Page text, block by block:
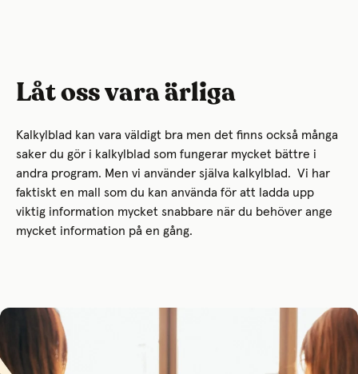
Låt oss vara ärliga
Kalkylblad kan vara väldigt bra men det finns också många
saker du gör i kalkylblad som fungerar mycket bättre i
andra program. Men vi använder själva kalkylblad. Vi har
faktiskt en mall som du kan använda för att ladda upp
viktig information mycket snabbare när du behöver ange
mycket information på en gång.